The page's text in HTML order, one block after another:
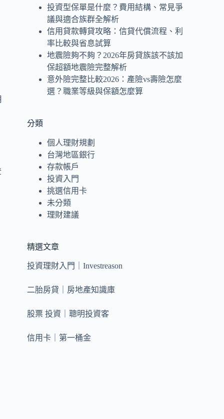
投資型保單是什麼？費用結構、常見爭
議與適合族群全解析
信用貸款轉貸攻略：信貸代償流程、利
率比較與省息試算
地震險夠不夠？2026年房貸族該不該加
保超額地震險完整解析
意外險完整比較2026：產險vs壽險怎麼
選？職業等級與保額怎麼算
分類
個人理財規劃
台灣地區銀行
存款帳戶
投資入門
挑選信用卡
未分類
理財建議
精選文章
投資理財入門｜Investreason
二胎房貸｜房地產知識庫
股票 投資｜聰明投資客
信用卡｜第一桶金